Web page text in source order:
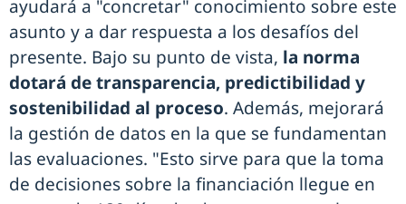
ayudará a "concretar" conocimiento sobre este
asunto y a dar respuesta a los desafíos del
presente. Bajo su punto de vista, la norma
dotará de transparencia, predictibilidad y
sostenibilidad al proceso. Además, mejorará
la gestión de datos en la que se fundamentan
las evaluaciones. "Esto sirve para que la toma
de decisiones sobre la financiación llegue en